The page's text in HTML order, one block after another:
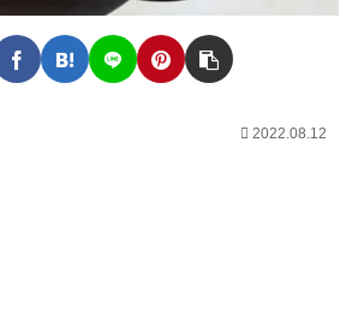
2022.08.12